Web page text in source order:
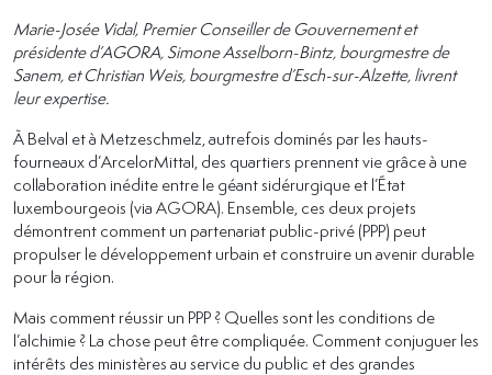
Marie-Josée Vidal, Premier Conseiller de Gouvernement et
présidente d’AGORA, Simone Asselborn-Bintz, bourgmestre de
Sanem, et Christian Weis, bourgmestre d’Esch-sur-Alzette, livrent
leur expertise.
À Belval et à Metzeschmelz, autrefois dominés par les hauts-
fourneaux d’ArcelorMittal, des quartiers prennent vie grâce à une
collaboration inédite entre le géant sidérurgique et l’État
luxembourgeois (via AGORA). Ensemble, ces deux projets
démontrent comment un partenariat public-privé (PPP) peut
propulser le développement urbain et construire un avenir durable
pour la région.
Mais comment réussir un PPP ? Quelles sont les conditions de
l’alchimie ? La chose peut être compliquée. Comment conjuguer les
intérêts des ministères au service du public et des grandes